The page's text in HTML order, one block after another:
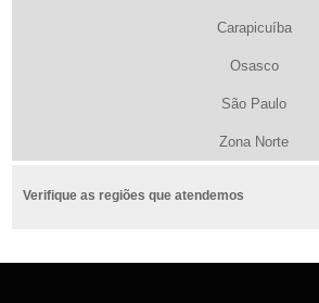
Carapicuíba
Osasco
São Paulo
Zona Norte
Verifique as regiões que atendemos